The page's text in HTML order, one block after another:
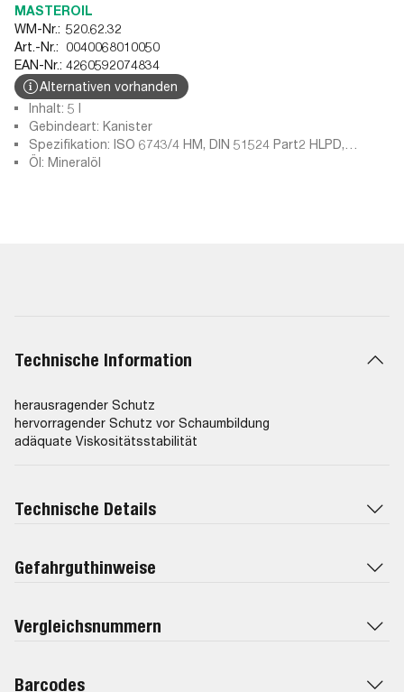
MASTEROIL
WM-Nr.: 520.62.32
Art.-Nr.: 0040068010050
EAN-Nr.: 4260592074834
Alternativen vorhanden
Inhalt: 5 l
Gebindeart: Kanister
Spezifikation: ISO 6743/4 HM, DIN 51524 Part2 HLPD,
Vickers M2950S 1714, Vickers I-286-S, DIN 51524 Part 2 HLP,
Öl: Mineralöl
Technische Information
herausragender Schutz
hervorragender Schutz vor Schaumbildung
adäquate Viskositätsstabilität
Technische Details
Gefahrguthinweise
Vergleichsnummern
Barcodes